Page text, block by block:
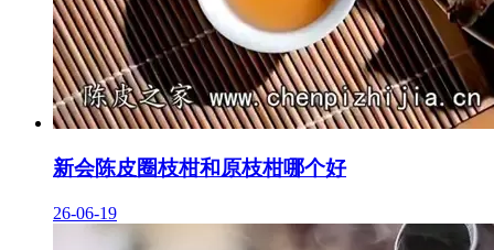
新会陈皮圈枝柑和原枝柑哪个好
26-06-19